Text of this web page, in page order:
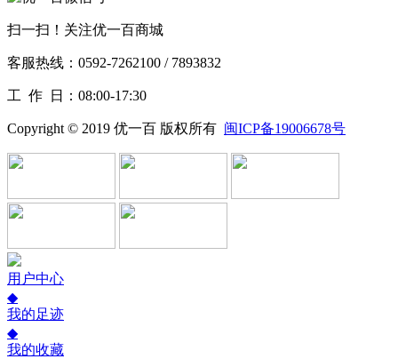
扫一扫！关注优一百商城
客服热线：0592-7262100 / 7893832
工作 日：08:00-17:30
Copyright © 2019 优一百 版权所有 闽ICP备19006678号
用户中心
◆
我的足迹
◆
我的收藏